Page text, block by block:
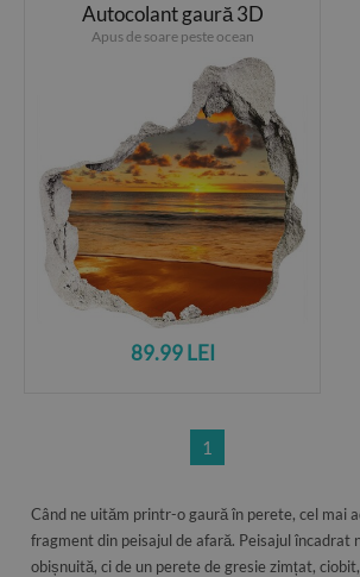
Autocolant gaură 3D
Apus de soare peste ocean
89.99 LEI
1
Când ne uităm printr-o gaură în perete, cel mai
fragment din peisajul de afară. Peisajul încadrat
obișnuită, ci de un perete de gresie zimțat,